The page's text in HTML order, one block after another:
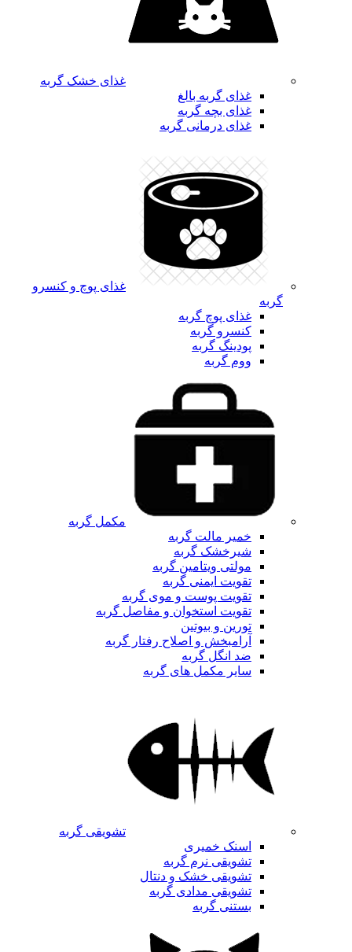
غذای خشک گربه
غذای گربه بالغ
غذای بچه گربه
غذای درمانی گربه
غذای پوچ و کنسرو
گربه
غذای پوچ گربه
کنسرو گربه
پودینگ گربه
ووم گربه
مکمل گربه
خمیر مالت گربه
شیرخشک گربه
مولتی ویتامین گربه
تقویت ایمنی گربه
تقویت پوست و موی گربه
تقویت استخوان و مفاصل گربه
تورین و بیوتین
آرامبخش و اصلاح رفتار گربه
ضد انگل گربه
سایر مکمل های گربه
تشویقی گربه
اسنک خمیری
تشویقی نرم گربه
تشویقی خشک و دنتال
تشویقی مدادی گربه
بستنی گربه